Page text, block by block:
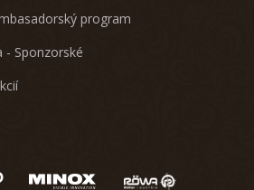
program
- Sponzorské